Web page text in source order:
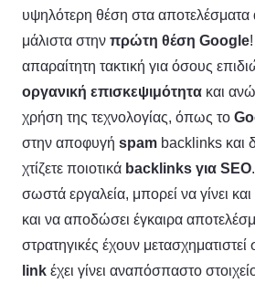
υψηλότερη θέση στα αποτελέσματα
μάλιστα στην πρώτη θέση Google
απαραίτητη τακτική για όσους
οργανική επισκεψιμότητα και
χρήση της τεχνολογίας, όπως το
στην αποφυγή spam backlinks και
χτίζετε ποιοτικά backlinks για SEO
σωστά εργαλεία, μπορεί να γίνει
και να αποδώσει έγκαιρα
στρατηγικές έχουν μετασχηματιστεί
link έχει γίνει αναπόσπαστο